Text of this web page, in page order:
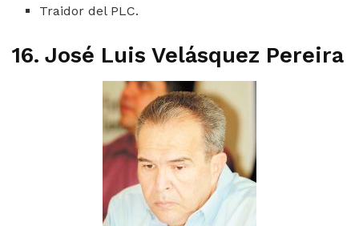
Traidor del PLC.
16. José Luis Velásquez Pereira